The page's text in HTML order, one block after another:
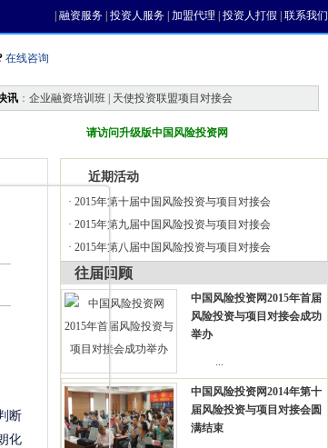
融资服务 投资人服务 加盟代理 投资人打假 联系我们
在线咨询
讯 ： 企业融资培训班 | 天使投资联盟项目对接会
请访问升级版中国风险投资网
断
化
近期活动
· 2015年第十届中国风险投资与项目对接会
· 2015年第九届中国风险投资与项目对接会
· 2015年第八届中国风险投资与项目对接会
往届回顾
中国风险投资网2015年首届
风险投资与项目对接会成功
举办
...
中国风险投资网2014年第十
届风险投资与项目对接会圆
满结束